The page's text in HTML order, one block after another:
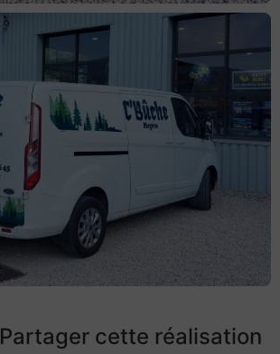
Partager cette réalisation